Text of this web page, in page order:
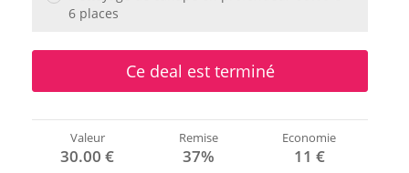
6 places
Ce deal est terminé
Valeur
30.00 €
Remise
37%
Economie
11 €